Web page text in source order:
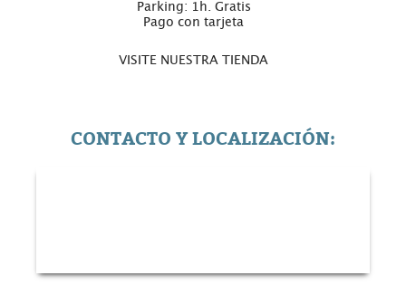
Parking: 1h. Gratis
Pago con tarjeta
VISITE NUESTRA TIENDA
CONTACTO Y LOCALIZACIÓN: